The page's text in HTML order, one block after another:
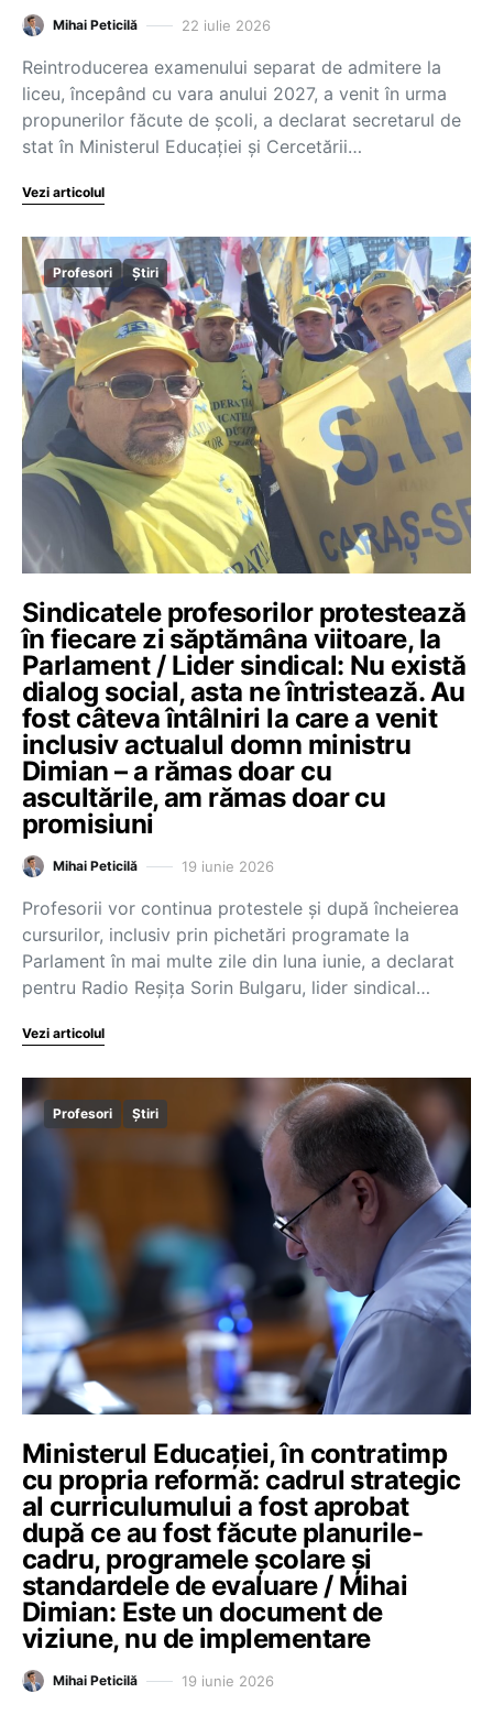
Mihai Peticilă 22 iulie 2026
Reintroducerea examenului separat de admitere la
liceu, începând cu vara anului 2027, a venit în urma
propunerilor făcute de școli, a declarat secretarul de
stat în Ministerul Educației și Cercetării…
Vezi articolul
Profesori Știri
Sindicatele profesorilor protestează
în fiecare zi săptămâna viitoare, la
Parlament / Lider sindical: Nu există
dialog social, asta ne întristează. Au
fost câteva întâlniri la care a venit
inclusiv actualul domn ministru
Dimian – a rămas doar cu
ascultările, am rămas doar cu
promisiuni
Mihai Peticilă 19 iunie 2026
Profesorii vor continua protestele și după încheierea
cursurilor, inclusiv prin pichetări programate la
Parlament în mai multe zile din luna iunie, a declarat
pentru Radio Reșița Sorin Bulgaru, lider sindical…
Vezi articolul
Profesori Știri
Ministerul Educației, în contratimp
cu propria reformă: cadrul strategic
al curriculumului a fost aprobat
după ce au fost făcute planurile-
cadru, programele școlare și
standardele de evaluare / Mihai
Dimian: Este un document de
viziune, nu de implementare
Mihai Peticilă 19 iunie 2026